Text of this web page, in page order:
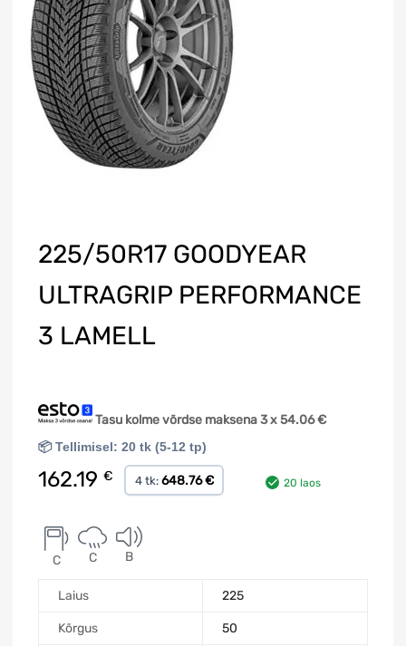
225/50R17 GOODYEAR
ULTRAGRIP PERFORMANCE
3 LAMELL
Tasu kolme võrdse maksena 3 x54.06€
📦 Tellimisel: 20 tk (5-12 tp)
162.19 € 4 tk: 648.76 € 20 laos
C C B
Laius 225
Kõrgus 50